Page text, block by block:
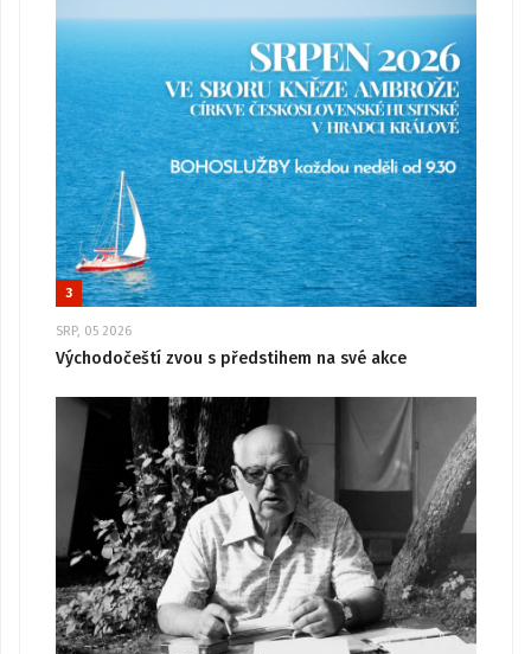
3
SRP, 05 2026
Východočeští zvou s předstihem na své akce